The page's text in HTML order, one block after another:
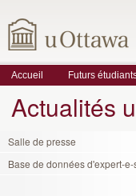
Accueil Futurs
Actualités
Salle de presse
Base de données d'expert-e-